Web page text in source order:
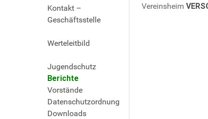
Kontakt –
Geschäftsstelle
Werteleitbild
Jugendschutz
Berichte
Vorstände
Datenschutzordnung
Downloads
Vereinsheim